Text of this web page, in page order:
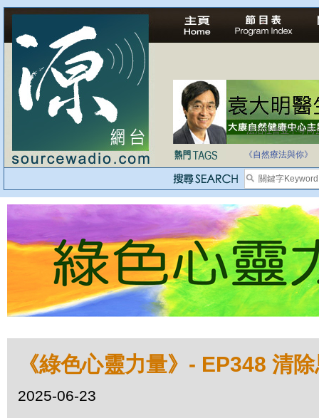
法治社會並不等同
自家教育合法化-
《自然療法與你》
《綠色心靈力量》- EP348 清
2025-06-23